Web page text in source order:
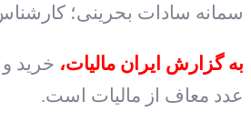
سمانه سادات بحرینی؛
به گزارش ایران مالیات،
عدد معاف از مالیات است.